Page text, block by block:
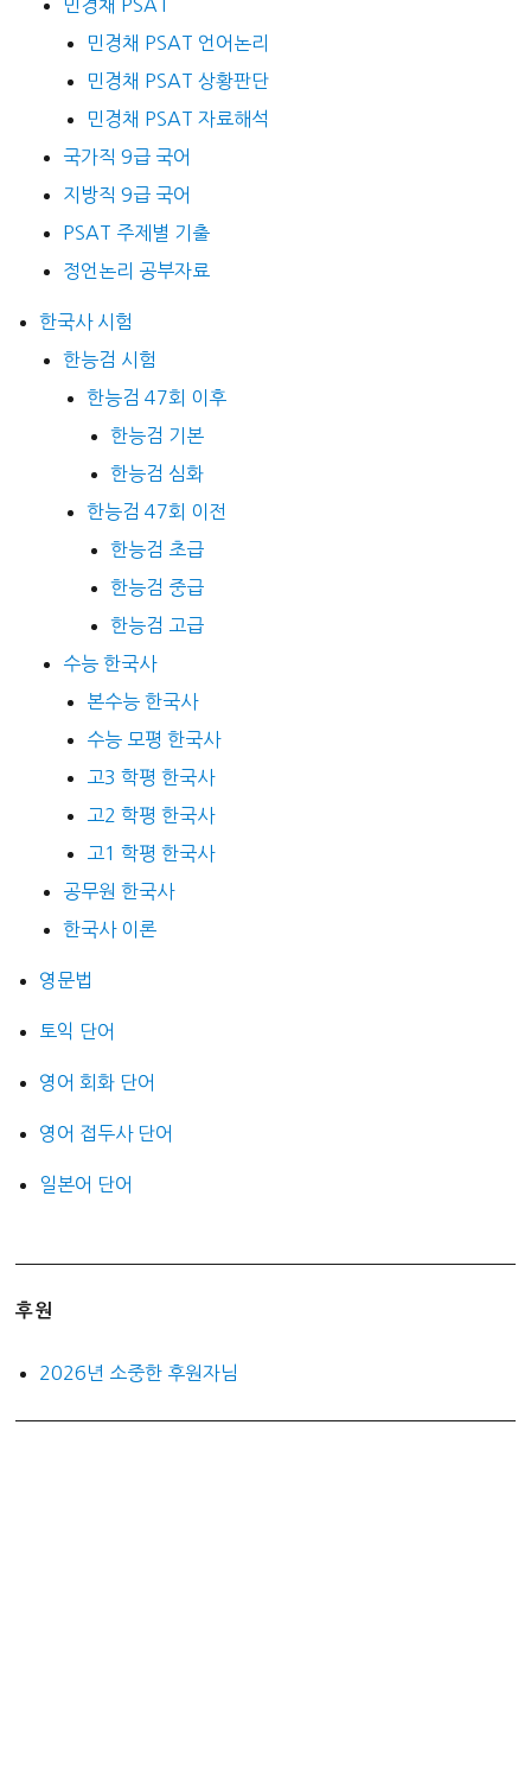
민경채 PSAT
민경채 PSAT 언어논리
민경채 PSAT 상황판단
민경채 PSAT 자료해석
국가직 9급 국어
지방직 9급 국어
PSAT 주제별 기출
정언논리 공부자료
한국사 시험
한능검 시험
한능검 47회 이후
한능검 기본
한능검 심화
한능검 47회 이전
한능검 초급
한능검 중급
한능검 고급
수능 한국사
본수능 한국사
수능 모평 한국사
고3 학평 한국사
고2 학평 한국사
고1 학평 한국사
공무원 한국사
한국사 이론
영문법
토익 단어
영어 회화 단어
영어 접두사 단어
일본어 단어
후원
2026년 소중한 후원자님